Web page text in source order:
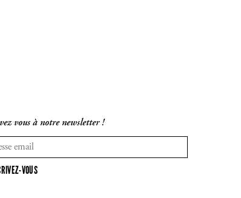
vous à notre newsletter !
VOUS